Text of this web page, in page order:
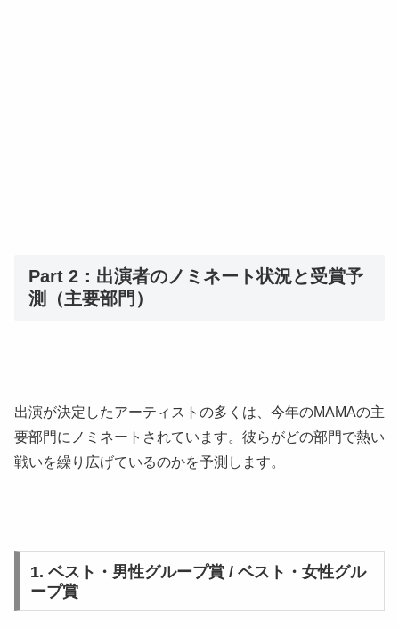
Part 2：出演者のノミネート状況と受賞予
測（主要部門）
出演が決定したアーティストの多くは、今年のMAMAの主
要部門にノミネートされています。彼らがどの部門で熱い
戦いを繰り広げているのかを予測します。
1. ベスト・男性グループ賞 / ベスト・女性グル
ープ賞